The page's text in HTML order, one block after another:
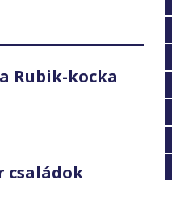
Rubik-kocka
családok